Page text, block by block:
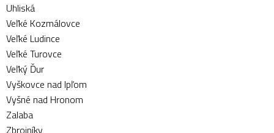
Uhliská
Veľké Kozmálovce
Veľké Ludince
Veľké Turovce
Veľký Ďur
Vyškovce nad Ipľom
Vyšné nad Hronom
Zalaba
Zbrojníky